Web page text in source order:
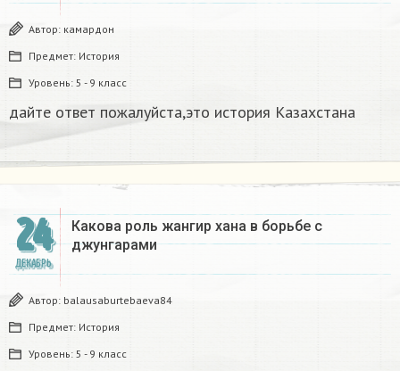
Автор: камардон
Предмет: История
Уровень: 5 - 9 класс
дайте ответ пожалуйста,это история Казахстана
24
ДЕКАБРЬ
Какова роль жангир хана в борьбе с
джунгарами​
Автор: balausaburtebaeva84
Предмет: История
Уровень: 5 - 9 класс